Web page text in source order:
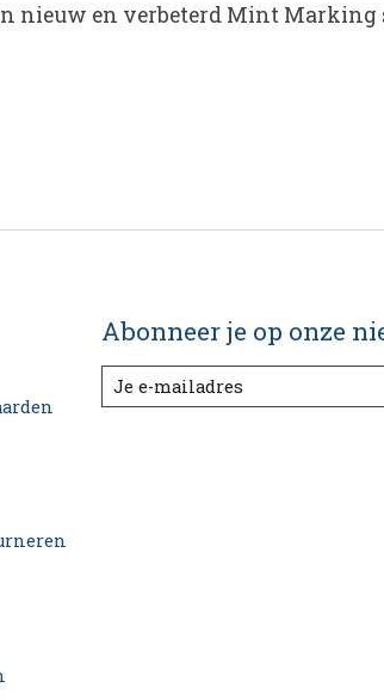
nieuw en verbeterd Mint Marking
Abonneer je op onze